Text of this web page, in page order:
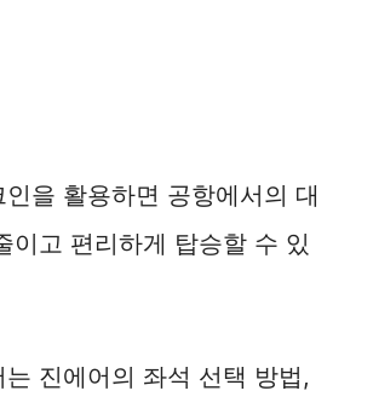
을 활용하면 공항에서의 대
이고 편리하게 탑승할 수 있
는 진에어의 좌석 선택 방법,